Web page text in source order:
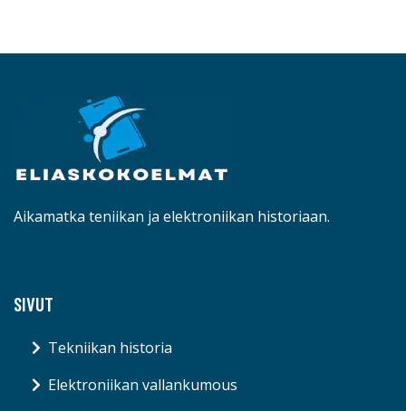
Aikamatka teniikan ja elektroniikan historiaan.
SIVUT
Tekniikan historia
Elektroniikan vallankumous